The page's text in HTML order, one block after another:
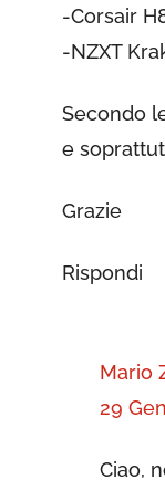
-Corsair
-NZXT
Secondo
e
Grazie
Rispondi
Mario
29
Ciao,
Entra